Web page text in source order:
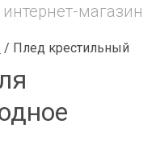
магазин
/ Плед крестильный